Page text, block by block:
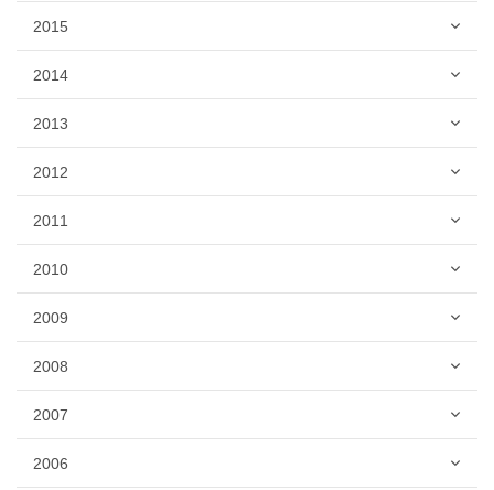
2015
2014
2013
2012
2011
2010
2009
2008
2007
2006